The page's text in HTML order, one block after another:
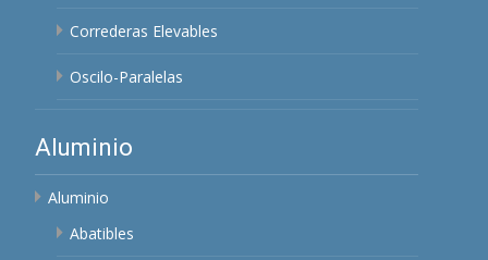
Correderas Elevables
Oscilo-Paralelas
Aluminio
Aluminio
Abatibles